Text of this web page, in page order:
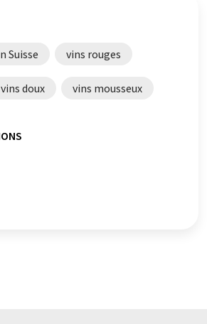
automatiques pour présenter
automatique, il est possible
de vocabulaire, de syntaxe ou
original dans Allemand peut
Suisse vins rouges
vins doux vins mousseux